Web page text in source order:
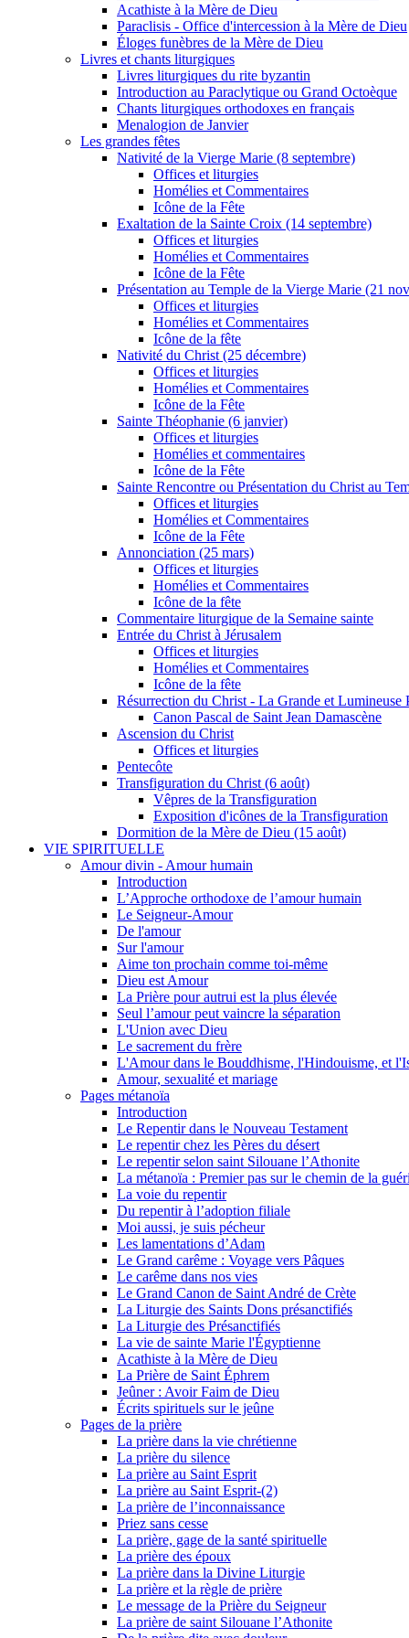
Acathiste à la Mère de Dieu
Paraclisis - Office d'intercession à la Mère de Dieu
Éloges funèbres de la Mère de Dieu
Livres et chants liturgiques
Livres liturgiques du rite byzantin
Introduction au Paraclytique ou Grand Octoèque
Chants liturgiques orthodoxes en français
Menalogion de Janvier
Les grandes fêtes
Nativité de la Vierge Marie (8 septembre)
Offices et liturgies
Homélies et Commentaires
Icône de la Fête
Exaltation de la Sainte Croix (14 septembre)
Offices et liturgies
Homélies et Commentaires
Icône de la Fête
Présentation au Temple de la Vierge Marie (21
Offices et liturgies
Homélies et Commentaires
Icône de la fête
Nativité du Christ (25 décembre)
Offices et liturgies
Homélies et Commentaires
Icône de la Fête
Sainte Théophanie (6 janvier)
Offices et liturgies
Homélies et commentaires
Icône de la Fête
Sainte Rencontre ou Présentation du Christ au
Offices et liturgies
Homélies et Commentaires
Icône de la Fête
Annonciation (25 mars)
Offices et liturgies
Homélies et Commentaires
Icône de la fête
Commentaire liturgique de la Semaine sainte
Entrée du Christ à Jérusalem
Offices et liturgies
Homélies et Commentaires
Icône de la fête
Résurrection du Christ - La Grande et Lumineuse
Canon Pascal de Saint Jean Damascène
Ascension du Christ
Offices et liturgies
Pentecôte
Transfiguration du Christ (6 août)
Vêpres de la Transfiguration
Exposition d'icônes de la Transfiguration
Dormition de la Mère de Dieu (15 août)
VIE SPIRITUELLE
Amour divin - Amour humain
Introduction
L’Approche orthodoxe de l’amour humain
Le Seigneur-Amour
De l'amour
Sur l'amour
Aime ton prochain comme toi-même
Dieu est Amour
La Prière pour autrui est la plus élevée
Seul l’amour peut vaincre la séparation
L'Union avec Dieu
Le sacrement du frère
L'Amour dans le Bouddhisme, l'Hindouisme, et
Amour, sexualité et mariage
Pages métanoïa
Introduction
Le Repentir dans le Nouveau Testament
Le repentir chez les Pères du désert
Le repentir selon saint Silouane l’Athonite
La métanoïa : Premier pas sur le chemin de la
La voie du repentir
Du repentir à l’adoption filiale
Moi aussi, je suis pécheur
Les lamentations d’Adam
Le Grand carême : Voyage vers Pâques
Le carême dans nos vies
Le Grand Canon de Saint André de Crète
La Liturgie des Saints Dons présanctifiés
La Liturgie des Présanctifiés
La vie de sainte Marie l'Égyptienne
Acathiste à la Mère de Dieu
La Prière de Saint Éphrem
Jeûner : Avoir Faim de Dieu
Écrits spirituels sur le jeûne
Pages de la prière
La prière dans la vie chrétienne
La prière du silence
La prière au Saint Esprit
La prière au Saint Esprit-(2)
La prière de l’inconnaissance
Priez sans cesse
La prière, gage de la santé spirituelle
La prière des époux
La prière dans la Divine Liturgie
La prière et la règle de prière
Le message de la Prière du Seigneur
La prière de saint Silouane l’Athonite